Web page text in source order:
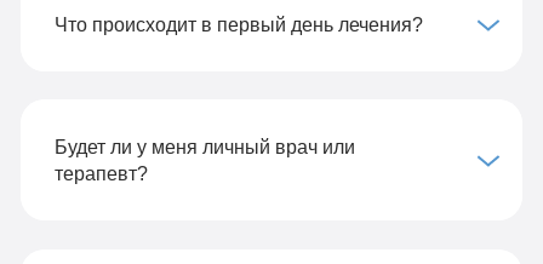
Что происходит в первый день лечения?
Будет ли у меня личный врач или
терапевт?